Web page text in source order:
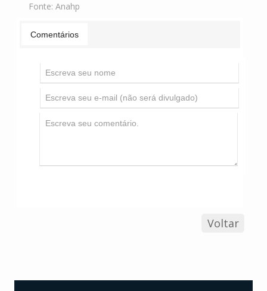
Fonte: Anahp
Comentários
Voltar